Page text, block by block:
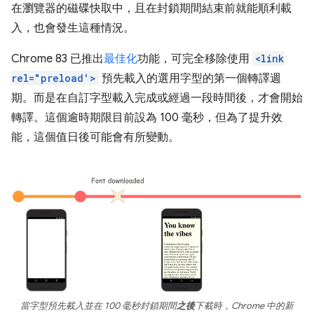
在瀏覽器的磁碟快取中，且在封鎖期間結束前就能順利載
入，也會發生這種情況。
Chrome 83 已推出最佳化功能，可完全移除使用 <link
rel="preload'> 預先載入的選用字型的第一個轉譯週
期。而是在自訂字型載入完成或經過一段時間後，才會開始
轉譯。這個逾時期限目前設為 100 毫秒，但為了提升效
能，這個值日後可能會有所變動。
當字型預先載入並在 100 毫秒封鎖期間之後下載時，Chrome 中的新